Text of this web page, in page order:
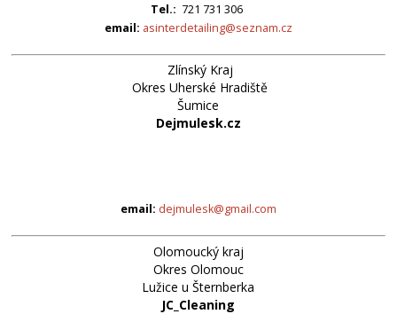
Tel.: 721 731 306
email: asinterdetailing@seznam.cz
Zlínský Kraj
Okres Uherské Hradiště
Šumice
Dejmulesk.cz
email: dejmulesk@gmail.com
Olomoucký kraj
Okres Olomouc
Lužice u Šternberka
JC_Cleaning